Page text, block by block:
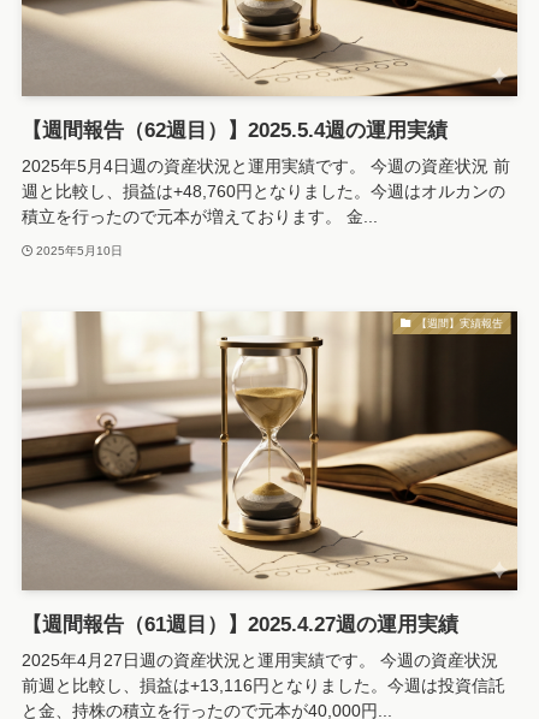
【週間報告（62週目）】2025.5.4週の運用実績
2025年5月4日週の資産状況と運用実績です。 今週の資産状況 前
週と比較し、損益は+48,760円となりました。今週はオルカンの
積立を行ったので元本が増えております。 金...
2025年5月10日
【週間】実績報告
【週間報告（61週目）】2025.4.27週の運用実績
2025年4月27日週の資産状況と運用実績です。 今週の資産状況
前週と比較し、損益は+13,116円となりました。今週は投資信託
と金、持株の積立を行ったので元本が40,000円...